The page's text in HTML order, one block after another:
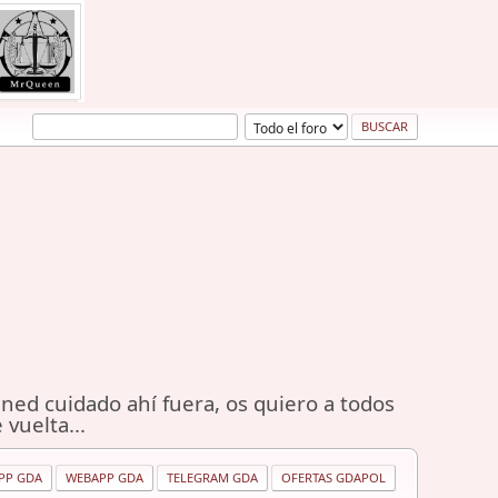
cuidado ahí fuera, os quiero a todos
vuelta...
GDA WEBAPP GDA TELEGRAM GDA OFERTAS GDAPOL